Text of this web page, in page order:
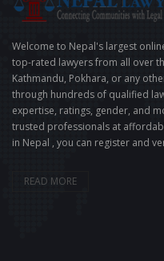
Welcome to Nepal's largest
top-rated lawyers from all over
Kathmandu, Pokhara, or any
through hundreds of qualified
expertise, ratings, gender, and
trusted professionals at
in Nepal , you can register and
READ MORE